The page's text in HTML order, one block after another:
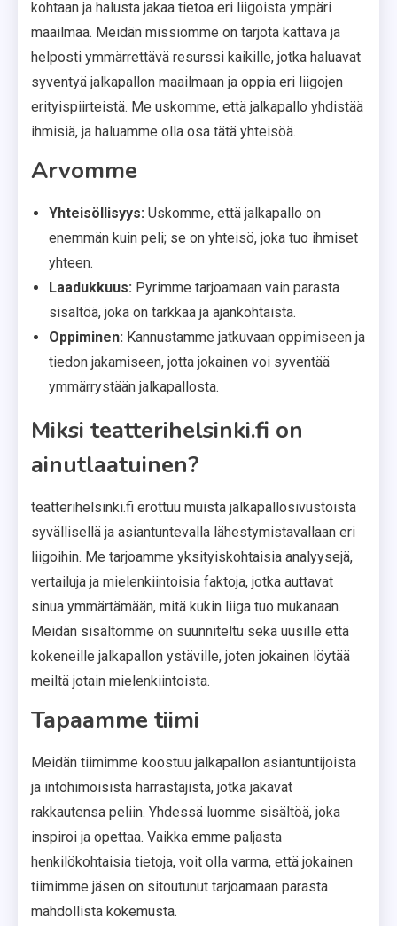
kohtaan ja halusta jakaa tietoa eri liigoista ympäri
maailmaa. Meidän missiomme on tarjota kattava ja
helposti ymmärrettävä resurssi kaikille, jotka haluavat
syventyä jalkapallon maailmaan ja oppia eri liigojen
erityispiirteistä. Me uskomme, että jalkapallo yhdistää
ihmisiä, ja haluamme olla osa tätä yhteisöä.
Arvomme
Yhteisöllisyys: Uskomme, että jalkapallo on
enemmän kuin peli; se on yhteisö, joka tuo ihmiset
yhteen.
Laadukkuus: Pyrimme tarjoamaan vain parasta
sisältöä, joka on tarkkaa ja ajankohtaista.
Oppiminen: Kannustamme jatkuvaan oppimiseen ja
tiedon jakamiseen, jotta jokainen voi syventää
ymmärrystään jalkapallosta.
Miksi teatterihelsinki.fi on
ainutlaatuinen?
teatterihelsinki.fi erottuu muista jalkapallosivustoista
syvällisellä ja asiantuntevalla lähestymistavallaan eri
liigoihin. Me tarjoamme yksityiskohtaisia analyysejä,
vertailuja ja mielenkiintoisia faktoja, jotka auttavat
sinua ymmärtämään, mitä kukin liiga tuo mukanaan.
Meidän sisältömme on suunniteltu sekä uusille että
kokeneille jalkapallon ystäville, joten jokainen löytää
meiltä jotain mielenkiintoista.
Tapaamme tiimi
Meidän tiimimme koostuu jalkapallon asiantuntijoista
ja intohimoisista harrastajista, jotka jakavat
rakkautensa peliin. Yhdessä luomme sisältöä, joka
inspiroi ja opettaa. Vaikka emme paljasta
henkilökohtaisia tietoja, voit olla varma, että jokainen
tiimimme jäsen on sitoutunut tarjoamaan parasta
mahdollista kokemusta.